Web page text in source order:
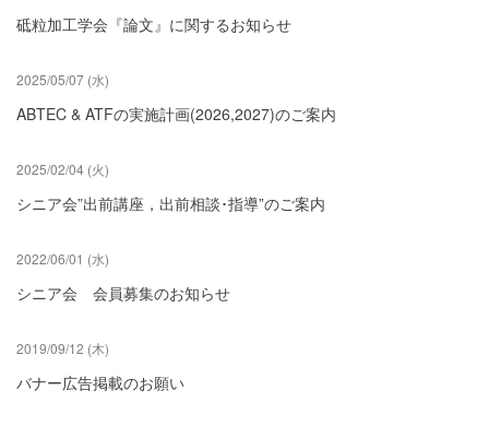
砥粒加工学会『論文』に関するお知らせ
2025/05/07 (水)
ABTEC & ATFの実施計画(2026,2027)のご案内
2025/02/04 (火)
シニア会”出前講座，出前相談･指導”のご案内
2022/06/01 (水)
シニア会 会員募集のお知らせ
2019/09/12 (木)
バナー広告掲載のお願い